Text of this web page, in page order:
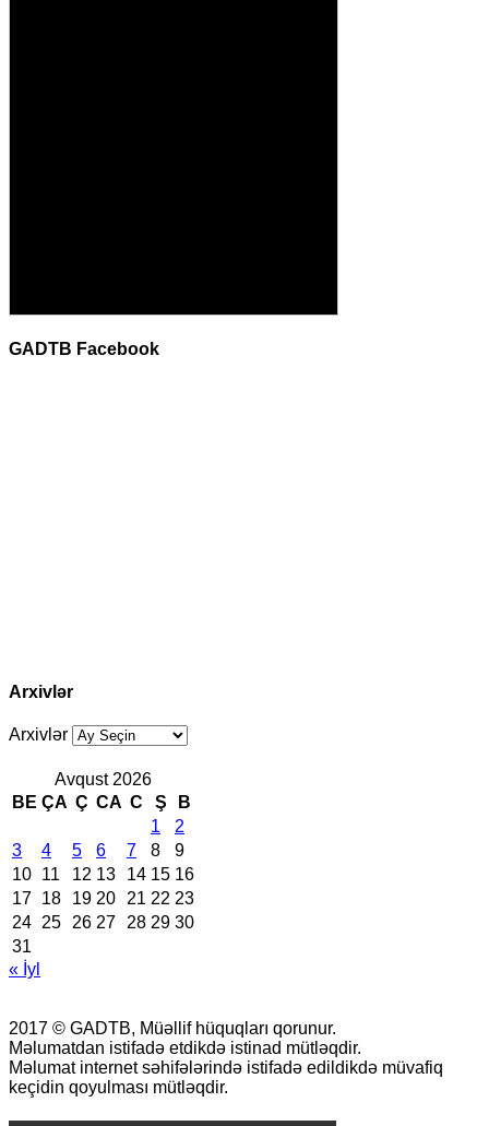
GADTB Facebook
Arxivlər
Arxivlər
Avqust 2026
BE ÇA Ç CA C Ş
B
1
2
3
4 5 6 7 8
9
10 11 12 13 14 15 16
17 18 19 20 21 22 23
24 25 26 27 28 29 30
31
« İyl
2017 © GADTB, Müəllif hüquqları qorunur.
Məlumatdan istifadə etdikdə istinad mütləqdir.
Məlumat internet səhifələrində istifadə edildikdə müvafiq
keçidin qoyulması mütləqdir.